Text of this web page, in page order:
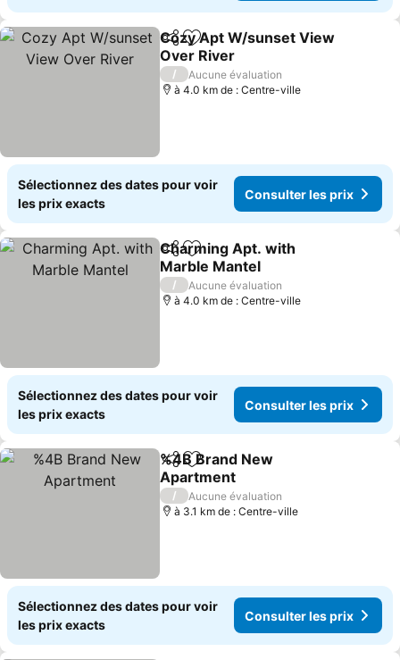
PartagerAjouter à mes favoris
Cozy Apt W/sunset View
Over River
Consulter les prix
/
Aucune évaluation
à 4.0 km de : Centre-ville
Sélectionnez des dates pour voir
les prix exacts
Consulter les prix
PartagerAjouter à mes favoris
Charming Apt. with
Marble Mantel
Consulter les prix
/
Aucune évaluation
à 4.0 km de : Centre-ville
Sélectionnez des dates pour voir
les prix exacts
Consulter les prix
PartagerAjouter à mes favoris
%4B Brand New
Apartment
Consulter les prix
/
Aucune évaluation
à 3.1 km de : Centre-ville
Sélectionnez des dates pour voir
les prix exacts
Consulter les prix